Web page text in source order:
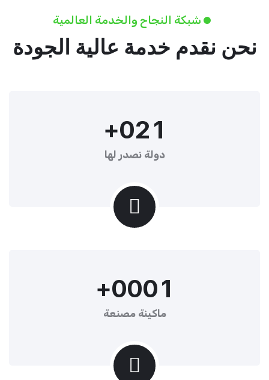
شبكة النجاح والخدمة العالمية
نحن نقدم خدمة عالية الجودة
1
2
0
+
دولة نصدر لها
1
0
0
0
+
ماكينة مصنعة